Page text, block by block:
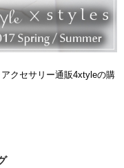
クセサリー通販4xtyleの購